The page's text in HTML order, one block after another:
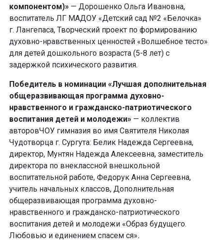
компонентом)» — Дорошенко Ольга Ивановна,
воспитатель ЛГ МАДОУ «Детский сад №2 «Белочка»
г. Лангепаса, Творческий проект по формированию
духовно-нравственных ценностей «Волшебное тесто»
для детей дошкольного возраста (5-8 лет) с
задержкой психического развития.
Победитель в номинации «Лучшая дополнительная
общеразвивающая программа духовно-
нравственного и гражданско-патриотического
воспитания детей и молодежи» — коллектив
авторовЧОУ гимназия во имя Святителя Николая
Чудотворца г. Сургута: Белик Надежда Сергеевна,
директор, Мунтян Надежда Алексеевна, заместитель
директора по внеклассной внешкольной
воспитательной работе, Федорук Анна Сергеевна,
учитель начальных классов, Дополнительная
общеразвивающая программа духовно-
нравственного и гражданско-патриотического
воспитания детей и молодежи «Образ будущего.
Любовью и единением спасем ся».